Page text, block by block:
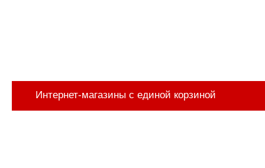
Интернет-магазины с единой корзиной